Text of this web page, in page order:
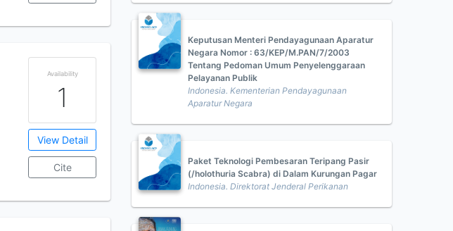
Availability
1
View Detail
Cite
Keputusan Menteri Pendayagunaan Aparatur
Negara Nomor : 63/KEP/M.PAN/7/2003
Tentang Pedoman Umum Penyelenggaraan
Pelayanan Publik
Indonesia. Kementerian Pendayagunaan
Aparatur Negara
Paket Teknologi Pembesaran Teripang Pasir
(/holothuria Scabra) di Dalam Kurungan Pagar
Indonesia. Direktorat Jenderal Perikanan